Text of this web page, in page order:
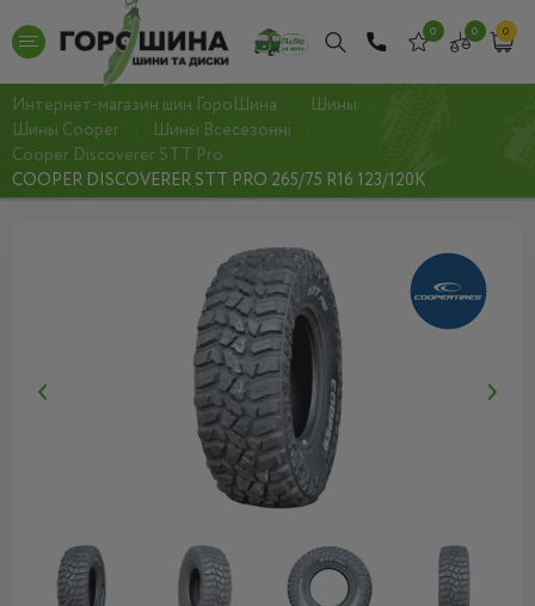
0 0 0
Интернет-магазин шин ГороШина
Шины
Шины Cooper
Шины Всесезонні
Cooper Discoverer STT Pro
COOPER DISCOVERER STT PRO 265/75 R16 123/120K